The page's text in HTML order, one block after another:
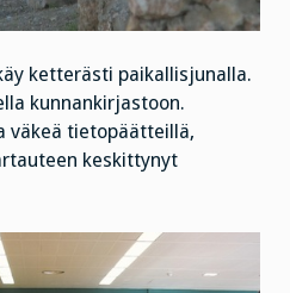
ketterästi paikallisjunalla.
kunnankirjastoon.
väkeä tietopäätteillä,
keskittynyt